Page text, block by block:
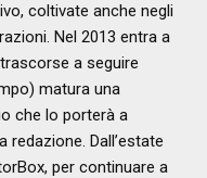
coltivate anche negli
Nel 2013 entra a
a seguire
matura una
che lo porterà a
Dall’estate
per continuare a